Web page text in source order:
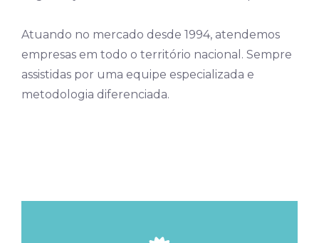
Atuando no mercado desde 1994, atendemos
empresas em todo o território nacional. Sempre
assistidas por uma equipe especializada e
metodologia diferenciada.